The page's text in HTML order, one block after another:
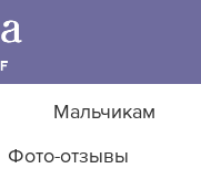
Мальчикам
Фото-отзывы